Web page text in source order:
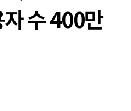
수 400만